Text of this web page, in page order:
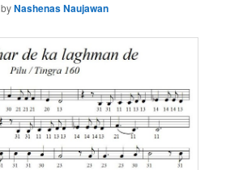
byNashenas Naujawan